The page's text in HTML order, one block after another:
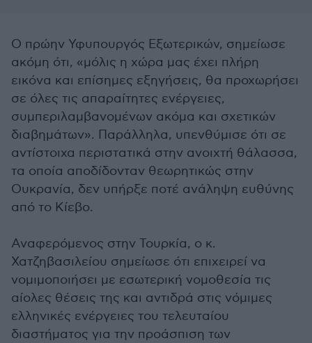
Ο πρώην Υφυπουργός Εξωτερικών, σημείωσε
ακόμη ότι, «μόλις η χώρα μας έχει πλήρη
εικόνα και επίσημες εξηγήσεις, θα προχωρήσει
σε όλες τις απαραίτητες ενέργειες,
συμπεριλαμβανομένων ακόμα και σχετικών
διαβημάτων». Παράλληλα, υπενθύμισε ότι σε
αντίστοιχα περιστατικά στην ανοιχτή θάλασσα,
τα οποία αποδίδονταν θεωρητικώς στην
Ουκρανία, δεν υπήρξε ποτέ ανάληψη ευθύνης
από το Κίεβο.
Αναφερόμενος στην Τουρκία, ο κ.
Χατζηβασιλείου σημείωσε ότι επιχειρεί να
νομιμοποιήσει με εσωτερική νομοθεσία τις
αίολες θέσεις της και αντιδρά στις νόμιμες
ελληνικές ενέργειες του τελευταίου
διαστήματος για την προάσπιση των